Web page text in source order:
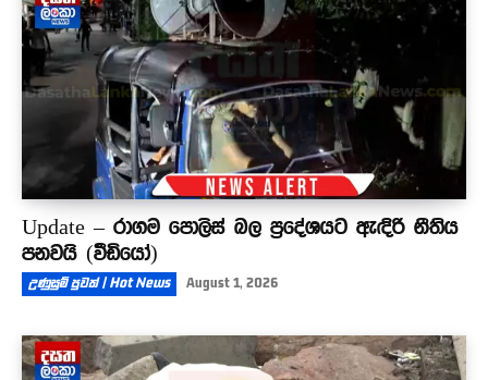
Update – රාගම පොලිස් බල ප්‍රදේශයට ඇඳිරි නීතිය
පනවයි (වීඩියෝ)
උණුසුම් පුවත් | Hot News August 1, 2026